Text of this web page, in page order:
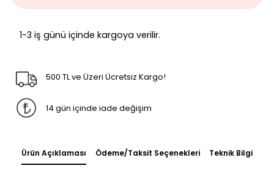
1-3 iş günü içinde kargoya verilir.
500 TL ve Üzeri Ücretsiz Kargo!
14 gün içinde iade değişim
Ürün Açıklaması Ödeme/Taksit Seçenekleri Teknik Bilgi